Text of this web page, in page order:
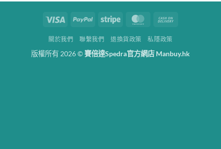
Visa PayPal Stripe MasterCard
關於我們 聯繫我們 退換貨政策 私隱政策
版權所有 2026 ©賽倍達Spedra官方網店 Manbuy.hk